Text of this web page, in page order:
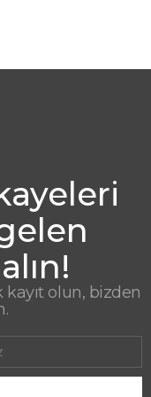
olun, bizden